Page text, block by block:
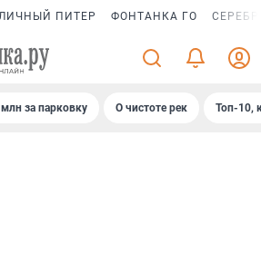
ПИТЕР ФОНТАНКА ГО
за парковку О чистоте рек Топ-10,